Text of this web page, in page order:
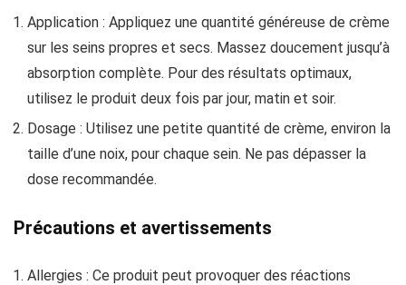
Application : Appliquez une quantité généreuse de crème
sur les seins propres et secs. Massez doucement jusqu’à
absorption complète. Pour des résultats optimaux,
utilisez le produit deux fois par jour, matin et soir.
Dosage : Utilisez une petite quantité de crème, environ la
taille d’une noix, pour chaque sein. Ne pas dépasser la
dose recommandée.
Précautions et avertissements
Allergies : Ce produit peut provoquer des réactions